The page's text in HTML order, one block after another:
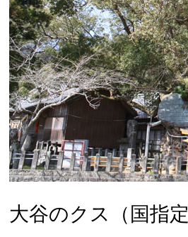
大谷のクス（国指